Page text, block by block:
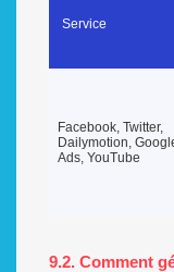
Service
Facebook, Twitter,
Dailymotion,
Ads, YouTube
9.2. Comment